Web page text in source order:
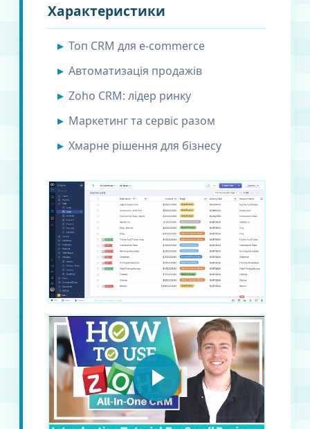
Характеристики
Топ CRM для e-commerce
Автоматизація продажів
Zoho CRM: лідер ринку
Маркетинг та сервіс разом
Хмарне рішення для бізнесу